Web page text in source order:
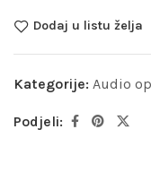
Dodaj u listu želja
Kategorije: Audio
Podjeli: